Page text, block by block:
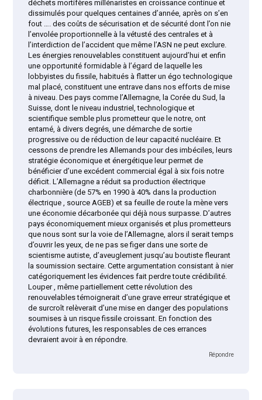
déchets mortifères millénaristes en croissance continue et
dissimulés pour quelques centaines d’année, après on s’en
fout …. des coûts de sécurisation et de sécurité dont l’on nie
l’envolée proportionnelle à la vétusté des centrales et à
l’interdiction de l’accident que même l’ASN ne peut exclure.
Les énergies renouvelables constituent aujourd’hui et enfin
une opportunité formidable à l’égard de laquelle les
lobbyistes du fissile, habitués à flatter un égo technologique
mal placé, constituent une entrave dans nos efforts de mise
à niveau. Des pays comme l’Allemagne, la Corée du Sud, la
Suisse, dont le niveau industriel, technologique et
scientifique semble plus prometteur que le notre, ont
entamé, à divers degrés, une démarche de sortie
progressive ou de réduction de leur capacité nucléaire. Et
cessons de prendre les Allemands pour des imbéciles, leurs
stratégie économique et énergétique leur permet de
bénéficier d’une excédent commercial égal à six fois notre
déficit. L’Allemagne a réduit sa production électrique
charbonnière (de 57% en 1990 à 40% dans la production
électrique , source AGEB) et sa feuille de route la mène vers
une économie décarbonée qui déjà nous surpasse. D’autres
pays économiquement mieux organisés et plus prometteurs
que nous sont sur la voie de l’Allemagne, alors il serait temps
d’ouvrir les yeux, de ne pas se figer dans une sorte de
scientisme autiste, d’aveuglement jusqu’au boutiste fleurant
la soumission sectaire. Cette argumentation consistant à nier
catégoriquement les évidences fait perdre toute crédibilité.
Louper , même partiellement cette révolution des
renouvelables témoignerait d’une grave erreur stratégique et
de surcroît relèverait d’une mise en danger des populations
soumises à un risque fissile croissant. En fonction des
évolutions futures, les responsables de ces errances
devraient avoir à en répondre.
Répondre